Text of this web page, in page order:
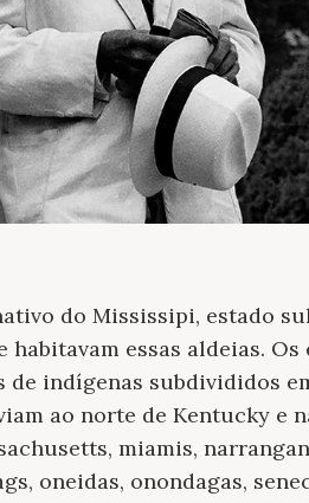
do Mississipi, estado
habitavam essas aldeias.
de indígenas subdivididos
ao norte de Kentucky e
miamis,
oneidas, onondagas,